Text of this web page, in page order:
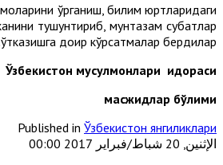
ўрганиш, билим юртларидаги
тушунтириб, мунтазам суҳбатлар
ўтказишга доир кўрсатмалар бердилар.
Ўзбекистон мусулмонлари идораси
масжидлар бўлими
Published in Ўзбекистон янгиликлари
الإثنين, 20 شباط/فبراير 2017 00:00